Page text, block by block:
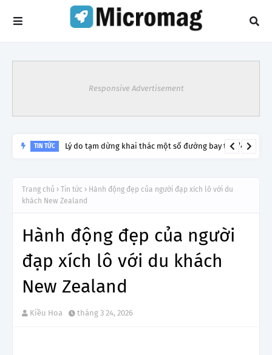
Responsive Advertisement
TIN TỨC Lý do tạm dừng khai thác một số đường bay từ 1/4
Trang chủ Tin tức
Hành động đẹp của người đạp xích lô với du
khách New Zealand
Hành động đẹp của người
đạp xích lô với du khách
New Zealand
Kiều Hoa tháng 3 24, 2026